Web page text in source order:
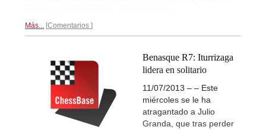
Más... Comentarios
Benasque R7: Iturrizaga
lidera en solitario
11/07/2013 – – Este
miércoles se le ha
atragantado a Julio
Granda, que tras perder